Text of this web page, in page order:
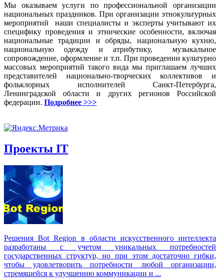
Мы оказываем услуги по профессиональной организации
национальных праздников. При организации этнокультурных
мероприятий наши специалисты и эксперты учитывают их
специфику проведения и этнические особенности, включая
национальные традиции и обряды, национальную кухню,
национальную одежду и атрибутику, музыкальное
сопровождение, оформление и т.п. При проведении культурно
массовых мероприятий такого вида мы приглашаем лучших
представителей национально-творческих коллективов и
фольклорных исполнителей Санкт-Петербурга,
Ленинградской области и других регионов Российской
федерации. Подробнее >>>
Проекты IT
Решения Вot Region в области искусственного интеллекта
разработаны с учетом уникальных потребностей
государственных структур, но при этом достаточно гибки,
чтобы удовлетворить потребности любой организации,
стремящейся к улучшению коммуникации и ...